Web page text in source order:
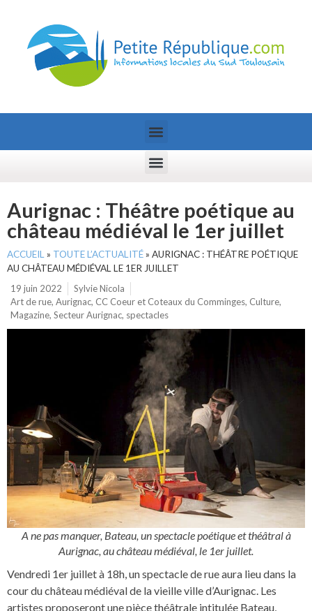
Aurignac : Théâtre poétique au
château médiéval le 1er juillet
ACCUEIL » TOUTE L’ACTUALITÉ» AURIGNAC : THÉÂTRE POÉTIQUE
AU CHÂTEAU MÉDIÉVAL LE 1ER JUILLET
19 juin 2022
Sylvie Nicola
Art de rue, Aurignac, CC Coeur et Coteaux du Comminges, Culture,
Magazine, Secteur Aurignac, spectacles
A ne pas manquer, Bateau, un spectacle poétique et théâtral à
Aurignac, au château médiéval, le 1er juillet.
Vendredi 1er juillet à 18h, un spectacle de rue aura lieu dans la
cour du château médiéval de la vieille ville d’Aurignac. Les
artistes proposeront une pièce théâtrale intitulée Bateau,